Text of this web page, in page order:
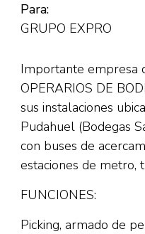
Para:
GRUPO EXPRO
Importante empresa
OPERARIOS DE
sus instalaciones
Pudahuel (Bodegas
con buses de
estaciones de metro,
FUNCIONES:
Picking, armado de